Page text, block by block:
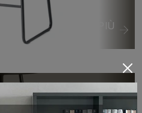
VEDI DI PIÙ